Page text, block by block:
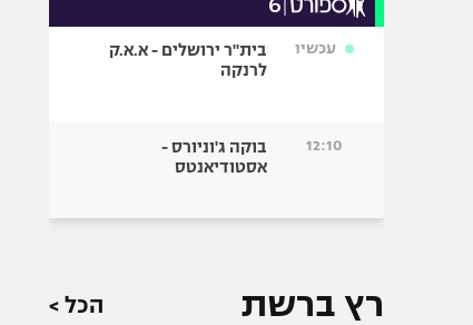
עכשיו
בית"ר ירושלים - א.א.ק
לרנקה
12:10
בוקה ג'וניורס -
אסטודיאנטס
רץ ברשת הכל >